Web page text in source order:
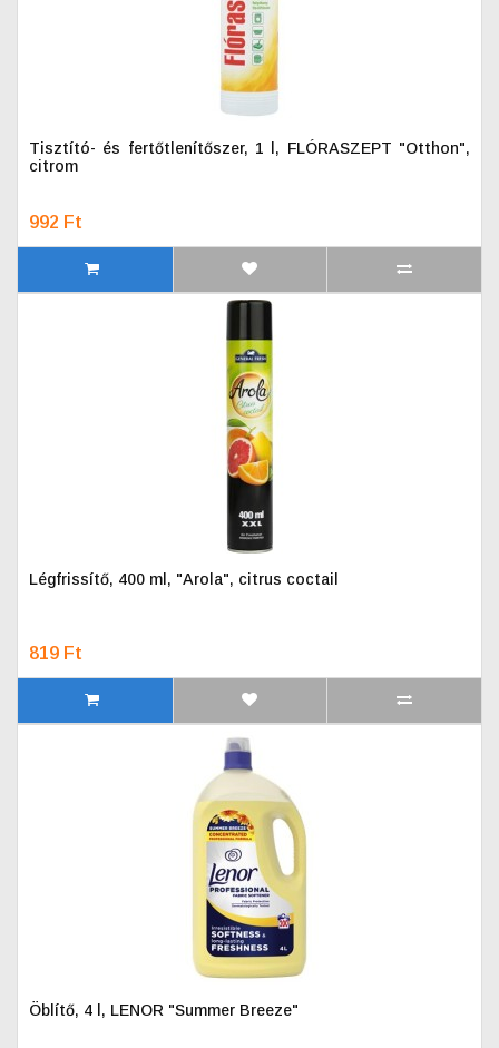
Tisztító- és fertőtlenítőszer, 1 l, FLÓRASZEPT "Otthon",
citrom
992 Ft
Légfrissítő, 400 ml, "Arola", citrus coctail
819 Ft
Öblítő, 4 l, LENOR "Summer Breeze"